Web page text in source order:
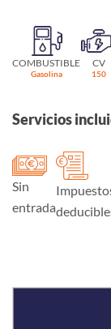
COMBUSTIBLE
Gasolina
CV
150
Servicios
Sin
entrada